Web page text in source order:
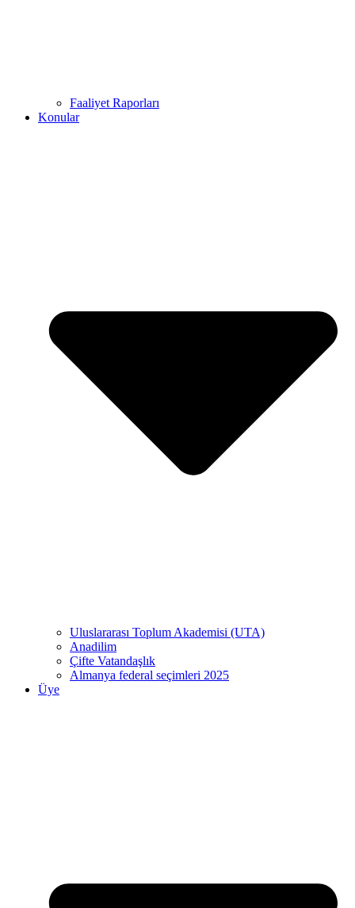
Faaliyet Raporları
Konular
Uluslararası Toplum Akademisi (UTA)
Anadilim
Çifte Vatandaşlık
Almanya federal seçimleri 2025
Üye